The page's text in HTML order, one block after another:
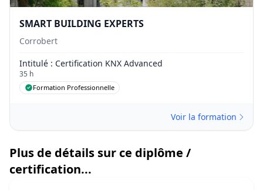
SMART BUILDING EXPERTS
Corrobert
Intitulé : Certification KNX Advanced
35 h
Formation Professionnelle
Voir la formation
Plus de détails sur ce diplôme /
certification...